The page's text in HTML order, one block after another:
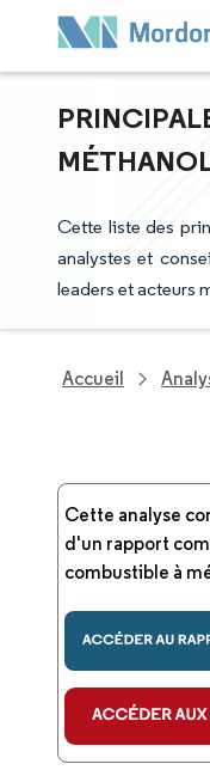
Cette liste des
analystes et
leaders et acteurs
Accueil
Cette analyse
d'un rapport
combustible à